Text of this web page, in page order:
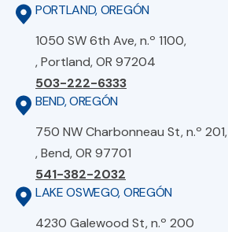
PORTLAND, OREGÓN
1050 SW 6th Ave, n.º 1100,
, Portland, OR 97204
503-222-6333
BEND, OREGÓN
750 NW Charbonneau St, n.º 201,
, Bend, OR 97701
541-382-2032
LAKE OSWEGO, OREGÓN
4230 Galewood St, n.º 200